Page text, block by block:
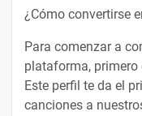
¿Cómo convertirse
Para comenzar a
plataforma,
Este perfil te da el
canciones a